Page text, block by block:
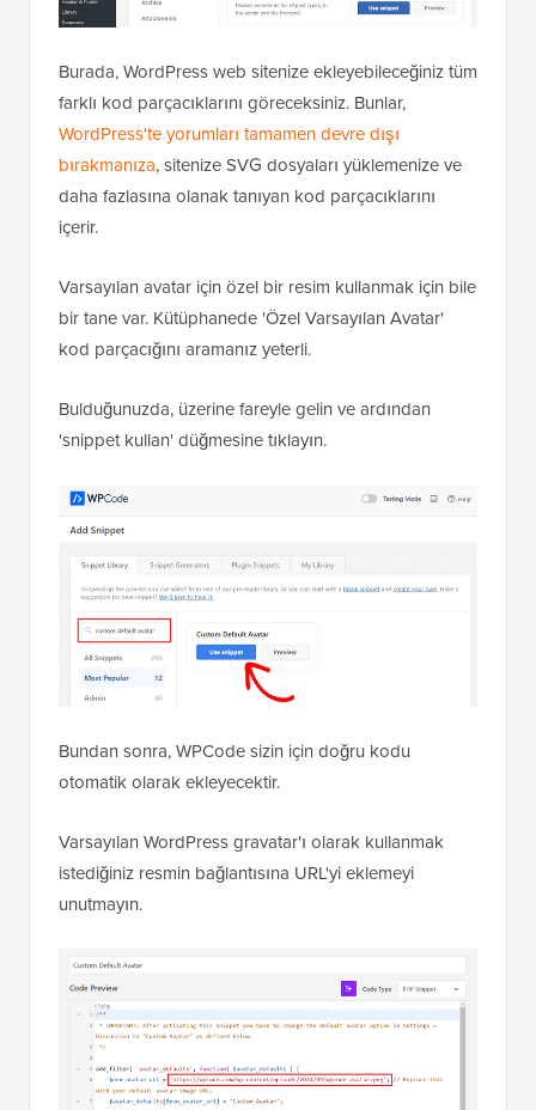
Burada, WordPress web sitenize ekleyebileceğiniz tüm
farklı kod parçacıklarını göreceksiniz. Bunlar,
WordPress'te yorumları tamamen devre dışı
bırakmanıza, sitenize SVG dosyaları yüklemenize ve
daha fazlasına olanak tanıyan kod parçacıklarını
içerir.
Varsayılan avatar için özel bir resim kullanmak için bile
bir tane var. Kütüphanede 'Özel Varsayılan Avatar'
kod parçacığını aramanız yeterli.
Bulduğunuzda, üzerine fareyle gelin ve ardından
'snippet kullan' düğmesine tıklayın.
Bundan sonra, WPCode sizin için doğru kodu
otomatik olarak ekleyecektir.
Varsayılan WordPress gravatar'ı olarak kullanmak
istediğiniz resmin bağlantısına URL'yi eklemeyi
unutmayın.